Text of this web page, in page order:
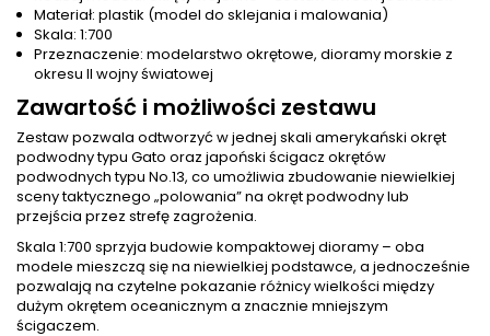
Materiał: plastik (model do sklejania i malowania)
Skala: 1:700
Przeznaczenie: modelarstwo okrętowe, dioramy morskie z
okresu II wojny światowej
Zawartość i możliwości zestawu
Zestaw pozwala odtworzyć w jednej skali amerykański okręt
podwodny typu Gato oraz japoński ścigacz okrętów
podwodnych typu No.13, co umożliwia zbudowanie niewielkiej
sceny taktycznego „polowania” na okręt podwodny lub
przejścia przez strefę zagrożenia.
Skala 1:700 sprzyja budowie kompaktowej dioramy – oba
modele mieszczą się na niewielkiej podstawce, a jednocześnie
pozwalają na czytelne pokazanie różnicy wielkości między
dużym okrętem oceanicznym a znacznie mniejszym
ścigaczem.